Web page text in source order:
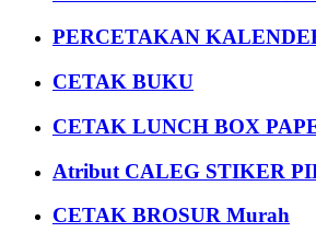
PERCETAKAN
CETAK BUKU
CETAK LUNCH BOX
Atribut CALEG STIKER
CETAK BROSUR Murah